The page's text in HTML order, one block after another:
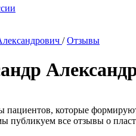
/ Отзывы
пациентов, которые
публикуем все отзывы о